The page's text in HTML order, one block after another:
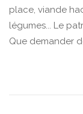
place, viande
légumes... Le
Que demander